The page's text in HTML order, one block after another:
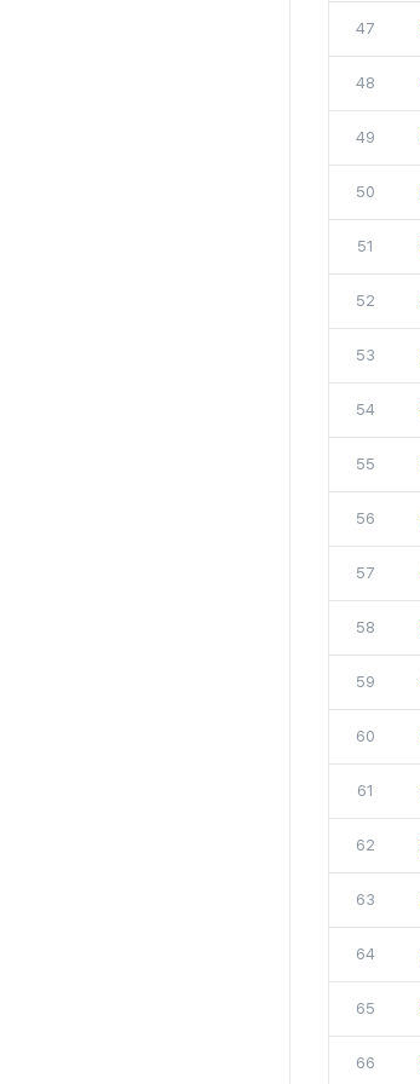
47
48
49
50
51
52
53
54
55
56
57
58
59
60
61
62
63
64
65
66